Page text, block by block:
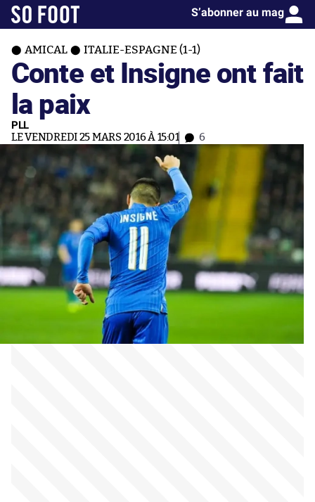
S’abonner au mag
AMICAL ITALIE-ESPAGNE (1-1)
Conte et Insigne ont fait
la paix
PLL
LE VENDREDI 25 MARS 2016 À 15:01 6